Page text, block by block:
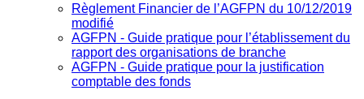
Règlement Financier de l’AGFPN du 10/12/2019
modifié
AGFPN ‐ Guide pratique pour l’établissement du
rapport des organisations de branche
AGFPN ‐ Guide pratique pour la justification
comptable des fonds